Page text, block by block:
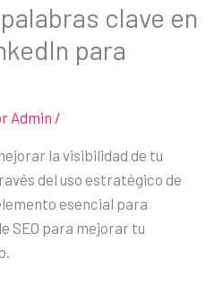
clave en
para
Admin /
la visibilidad de tu
del uso estratégico de
esencial para
SEO para mejorar tu